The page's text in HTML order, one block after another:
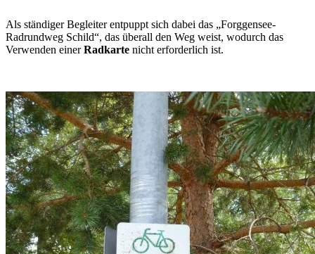
Als ständiger Begleiter entpuppt sich dabei das „Forggensee-
Radrundweg Schild“, das überall den Weg weist, wodurch das
Verwenden einerRadkarte nicht erforderlich ist.